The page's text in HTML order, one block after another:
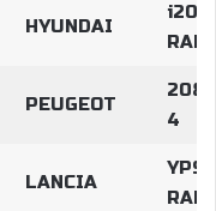
HYUNDAI
i20 N
PEUGEOT
208
4
LANCIA